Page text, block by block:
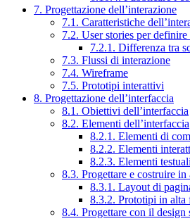
7. Progettazione dell’interazione
7.1. Caratteristiche
7.2. User stories per definire
7.2.1. Differenza tra
7.3. Flussi di interazione
7.4. Wireframe
7.5. Prototipi interattivi
8. Progettazione dell’interfaccia
8.1. Obiettivi dell’interfaccia
8.2. Elementi dell’interfaccia
8.2.1. Elementi di
8.2.2. Elementi
8.2.3. Elementi
8.3. Progettare e costruire in
8.3.1. Layout di
8.3.2. Prototipi in alta
8.4. Progettare con il design